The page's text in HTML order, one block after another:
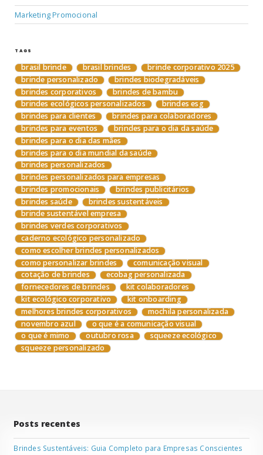
Marketing Promocional
TAGS
brasil brinde brasil brindes
brinde corporativo 2025
brinde personalizado
brindes biodegradáveis
brindes corporativos
brindes de bambu
brindes ecológicos personalizados
brindes esg
brindes para clientes
brindes para colaboradores
brindes para eventos
brindes para o dia da saúde
brindes para o dia das mães
brindes para o dia mundial da saúde
brindes personalizados
brindes personalizados para empresas
brindes promocionais
brindes publicitários
brindes saúde
brindes sustentáveis
brinde sustentável empresa
brindes verdes corporativos
caderno ecológico personalizado
como escolher brindes personalizados
como personalizar brindes
comunicação visual
cotação de brindes
ecobag personalizada
fornecedores de brindes
kit colaboradores
kit ecológico corporativo
kit onboarding
melhores brindes corporativos
mochila personalizada
novembro azul
o que é a comunicação visual
o que é mimo
outubro rosa
squeeze ecológico
squeeze personalizado
Posts recentes
Brindes Sustentáveis: Guia Completo para Empresas Conscientes